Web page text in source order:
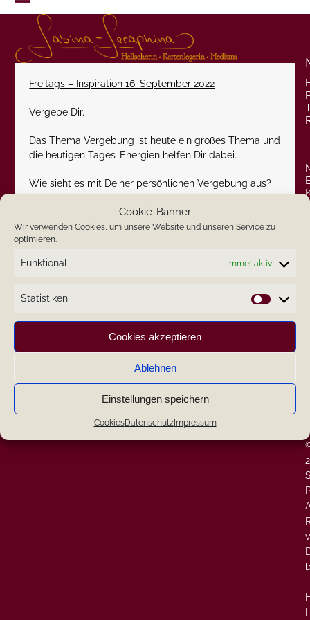
Cookie-Banner
Wir verwenden Cookies, um unsere Website und unseren Service zu
optimieren.
Funktional Immer aktiv
Statistiken
Cookies akzeptieren
Ablehnen
Einstellungen speichern
CookiesDatenschutzImpressum
Skip
Open
mobile
menu
Close
mobile
menu
Freitags – Inspiration 16. September 2022
Vergebe Dir.
Das Thema Vergebung ist heute ein großes Thema und
die heutigen Tages-Energien helfen Dir dabei.
Wie sieht es mit Deiner persönlichen Vergebung aus?
Deine Sabina-Seraphina
Neueste Kommentare
-